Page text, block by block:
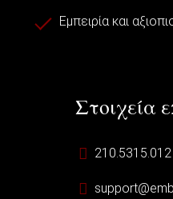
Εμπειρία και
Στοιχεία
210.5315.012